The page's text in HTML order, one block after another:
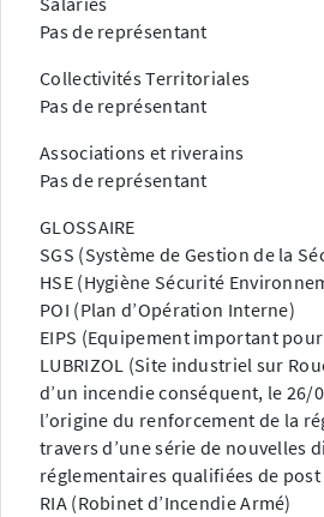
Pas de représentant
Collectivités Territoriales
Pas de représentant
Associations et riverains
Pas de représentant
GLOSSAIRE
SGS (Système de Gestion de la
HSE (Hygiène Sécurité
POI (Plan d’Opération Interne)
EIPS (Equipement important
LUBRIZOL (Site industriel sur
d’un incendie conséquent, le 26/
l’origine du renforcement de la
travers d’une série de nouvelles
réglementaires qualifiées de post
RIA (Robinet d’Incendie Armé)